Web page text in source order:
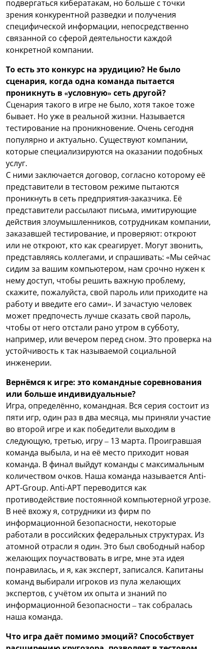
подвергаться кибератакам, но больше с точки
зрения конкурентной разведки и получения
специфической информации, непосредственно
связанной со сферой деятельности каждой
конкретной компании.
То есть это конкурс на эрудицию? Не было
сценария, когда одна команда пытается
проникнуть в «условную» сеть другой?
Сценария такого в игре не было, хотя такое тоже
бывает. Но уже в реальной жизни. Называется
тестирование на проникновение. Очень сегодня
популярно и актуально. Существуют компании,
которые специализируются на оказании подобных
услуг.
С ними заключается договор, согласно которому её
представители в тестовом режиме пытаются
проникнуть в сеть предприятия-заказчика. Её
представители рассылают письма, имитирующие
действия злоумышленников, сотрудникам компании,
заказавшей тестирование, и проверяют: откроют
или не откроют, кто как среагирует. Могут звонить,
представляясь коллегами, и спрашивать: «Мы сейчас
сидим за вашим компьютером, нам срочно нужен к
нему доступ, чтобы решить важную проблему,
скажите, пожалуйста, свой пароль или приходите на
работу и введите его сами». И зачастую человек
может предпочесть лучше сказать свой пароль,
чтобы от него отстали рано утром в субботу,
например, или вечером перед сном. Это проверка на
устойчивость к так называемой социальной
инженерии.
Вернёмся к игре: это командные соревнования
или больше индивидуальные?
Игра, определённо, командная. Вся серия состоит из
пяти игр, один раз в два месяца, мы приняли участие
во второй игре и как победители выходим в
следующую, третью, игру – 13 марта. Проигравшая
команда выбыла, и на её место приходит новая
команда. В финал выйдут команды с максимальным
количеством очков. Наша команда называется Anti-
APT-Group. Anti-APT переводится как
противодействие постоянной компьютерной угрозе.
В неё вхожу я, сотрудники из фирм по
информационной безопасности, некоторые
работали в российских федеральных структурах. Из
атомной отрасли я один. Это был свободный набор
желающих поучаствовать в игре, мне эта идея
понравилась, и я, как эксперт, записался. Капитаны
команд выбирали игроков из пула желающих
экспертов, с учётом их опыта и знаний по
информационной безопасности – так собралась
наша команда.
Что игра даёт помимо эмоций? Способствует